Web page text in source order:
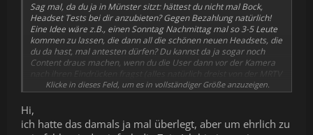
Sag mal, da du ja in Münster sitzt: hättest du nicht mal Bock,
Headset Tests bei dir anzubieten? Gegen Bezahlung natürlich!
Eine Idee wäre z.B., einen Sonntag Nachmittag mal so 3-5 Leute
kommen zu lassen, die dann all die schönen neuen Headsets, die
du da hast, mal antesten dürfen? Du kannst da ja sogar noch
Content draus machen, wenn du die User dann vor der Kamera
nach ihren Eindrücken fragst (alles natürlich dreist von der MRTV
Experience geklaut - Sebastian ist ja erstmal 3 Jahre weit weg,
also ist das keine Konkurrenz-Kiste mehr).
Aufwandsbeitrag dann sagen wir für 40-50,- pro Nase? Jetzt, wo
die Headsets nicht mehr 500,-, sondern schnell 2.000,- kosten,
sehen die User das auch eher mal ein, etwas Geld in die Hand zu
Klicke in dieses Feld, um es in vollständiger Größe anzuzeigen.
Hi,
ich hatte das damals ja mal überlegt, aber um ehrlich zu